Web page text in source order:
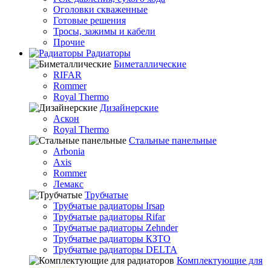
Оголовки скваженные
Готовые решения
Тросы, зажимы и кабели
Прочие
Радиаторы
Биметаллические
RIFAR
Rommer
Royal Thermo
Дизайнерские
Аскон
Royal Thermo
Стальные панельные
Arbonia
Axis
Rommer
Лемакс
Трубчатые
Трубчатые радиаторы Irsap
Трубчатые радиаторы Rifar
Трубчатые радиаторы Zehnder
Трубчатые радиаторы КЗТО
Трубчатые радиаторы DELTA
Комплектующие для